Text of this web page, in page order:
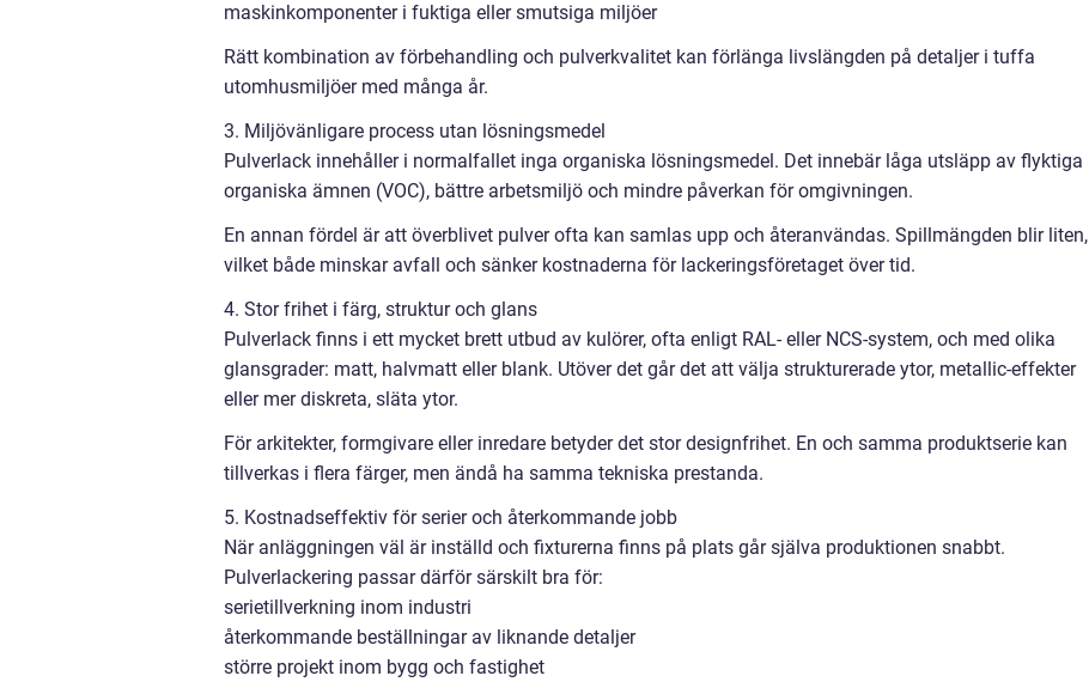
maskinkomponenter i fuktiga eller smutsiga miljöer
Rätt kombination av förbehandling och pulverkvalitet kan förlänga livslängden på detaljer i tuffa
utomhusmiljöer med många år.
3. Miljövänligare process utan lösningsmedel
Pulverlack innehåller i normalfallet inga organiska lösningsmedel. Det innebär låga utsläpp av flyktiga
organiska ämnen (VOC), bättre arbetsmiljö och mindre påverkan för omgivningen.
En annan fördel är att överblivet pulver ofta kan samlas upp och återanvändas. Spillmängden blir liten,
vilket både minskar avfall och sänker kostnaderna för lackeringsföretaget över tid.
4. Stor frihet i färg, struktur och glans
Pulverlack finns i ett mycket brett utbud av kulörer, ofta enligt RAL- eller NCS-system, och med olika
glansgrader: matt, halvmatt eller blank. Utöver det går det att välja strukturerade ytor, metallic-effekter
eller mer diskreta, släta ytor.
För arkitekter, formgivare eller inredare betyder det stor designfrihet. En och samma produktserie kan
tillverkas i flera färger, men ändå ha samma tekniska prestanda.
5. Kostnadseffektiv för serier och återkommande jobb
När anläggningen väl är inställd och fixturerna finns på plats går själva produktionen snabbt.
Pulverlackering passar därför särskilt bra för:
serietillverkning inom industri
återkommande beställningar av liknande detaljer
större projekt inom bygg och fastighet